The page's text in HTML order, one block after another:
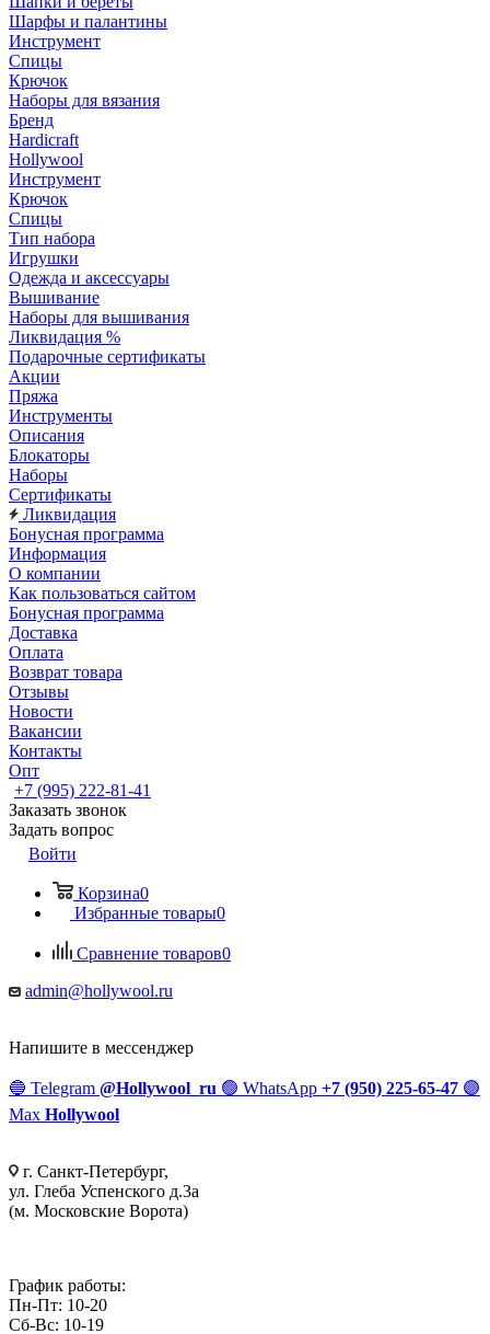
Шарфы и палантины
Инструмент
Спицы
Крючок
Наборы для вязания
Бренд
Hardicraft
Hollywool
Инструмент
Крючок
Спицы
Тип набора
Игрушки
Одежда и аксессуары
Вышивание
Наборы для вышивания
Ликвидация %
Подарочные сертификаты
Акции
Пряжа
Инструменты
Описания
Блокаторы
Наборы
Сертификаты
Ликвидация
Бонусная программа
Информация
О компании
Как пользоваться сайтом
Бонусная программа
Доставка
Оплата
Возврат товара
Отзывы
Новости
Вакансии
Контакты
Опт
+7 (995) 222-81-41
Заказать звонок
Задать вопрос
Войти
Корзина0
Избранные товары0
Сравнение товаров0
admin@hollywool.ru
Напишите в мессенджер
🔵 Telegram @Hollywool_ru 🟢 WhatsApp +7 (950) 225-65-47 🟣
Max Hollywool
г. Санкт-Петербург,
ул. Глеба Успенского д.3а
(м. Московские Ворота)
График работы:
Пн-Пт: 10-20
Сб-Вс: 10-19